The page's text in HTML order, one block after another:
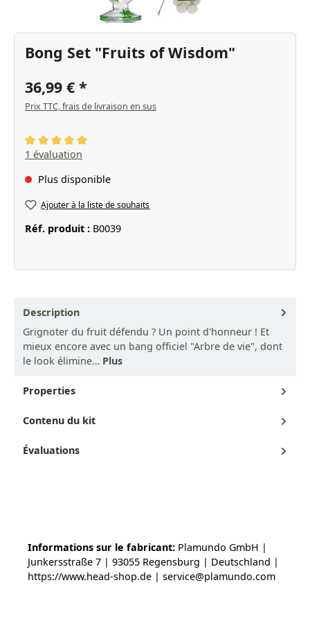
Bong Set "Fruits of Wisdom"
36,99 €
Prix TTC, frais de livraison en sus
Note moyenne de 5 sur 5 étoiles
1 évaluation
Plus disponible
Ajouter à la liste de souhaits
Réf. produit : B0039
Description
Grignoter du fruit défendu ? Un point d'honneur ! Et
mieux encore avec un bang officiel "Arbre de vie", dont
le look élimine… Plus
Properties
Contenu du kit
Évaluations
Informations sur le fabricant: Plamundo GmbH |
Junkersstraße 7 | 93055 Regensburg | Deutschland |
https://www.head-shop.de | service@plamundo.com